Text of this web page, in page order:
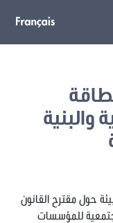
والبنية
حول مقترح القانون